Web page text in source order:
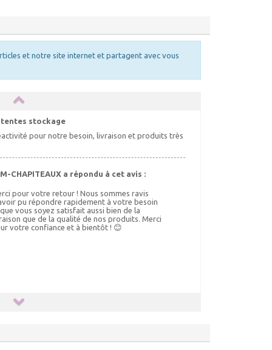
et notre site internet et partagent avec vous
tentes stockage
pour notre besoin, livraison et produits très
CHAPITEAUX a répondu à cet avis :
pour votre retour ! Nous sommes ravis
pu répondre rapidement à votre besoin
vous soyez satisfait aussi bien de la
que de la qualité de nos produits. Merci
votre confiance et à bientôt ! 😊